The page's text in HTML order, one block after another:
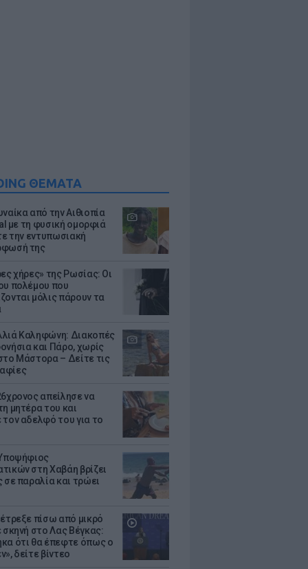
ΘΕΜΑΤΑ
από την Αιθιοπία
με τη φυσική ομορφιά
την εντυπωσιακή
της
χήρες» της Ρωσίας: Οι
πολέμου που
μόλις πάρουν τα
Καληφώνη: Διακοπές
και Πάρο, χωρίς
Μάστορα – Δείτε τις
απείλησε να
μητέρα του και
αδελφό του για το
στη Χαβάη βρίζει
σε παραλία και τρώει
πίσω από μικρό
σκηνή στο Λας Βέγκας:
ότι θα έπεφτε όπως ο
δείτε βίντεο